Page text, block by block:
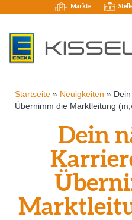
Märkte
Startseite » Neuigkeiten »
Übernimm die Marktleitung
Dein